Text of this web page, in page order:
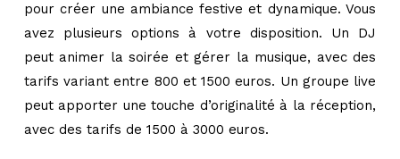
pour créer une ambiance festive et dynamique. Vous
avez plusieurs options à votre disposition. Un DJ
peut animer la soirée et gérer la musique, avec des
tarifs variant entre 800 et 1500 euros. Un groupe live
peut apporter une touche d’originalité à la réception,
avec des tarifs de 1500 à 3000 euros.